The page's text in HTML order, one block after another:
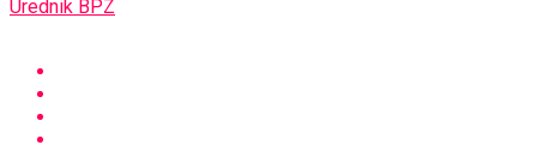
Urednik BPZ